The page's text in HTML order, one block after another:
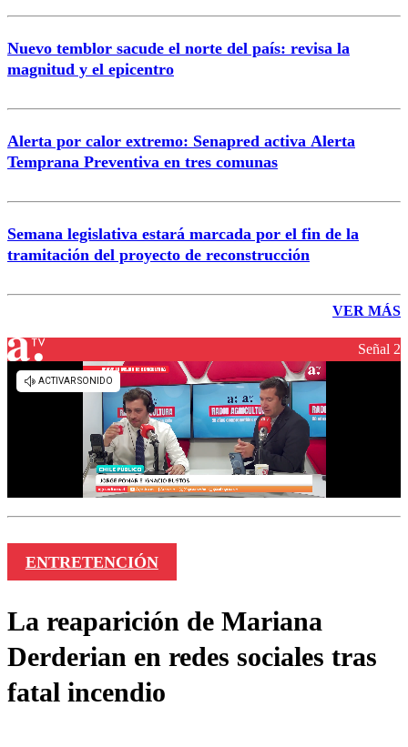
Nuevo temblor sacude el norte del país: revisa la
magnitud y el epicentro
Alerta por calor extremo: Senapred activa Alerta
Temprana Preventiva en tres comunas
Semana legislativa estará marcada por el fin de la
tramitación del proyecto de reconstrucción
VER MÁS
Señal 2
ENTRETENCIÓN
La reaparición de Mariana
Derderian en redes sociales tras
fatal incendio